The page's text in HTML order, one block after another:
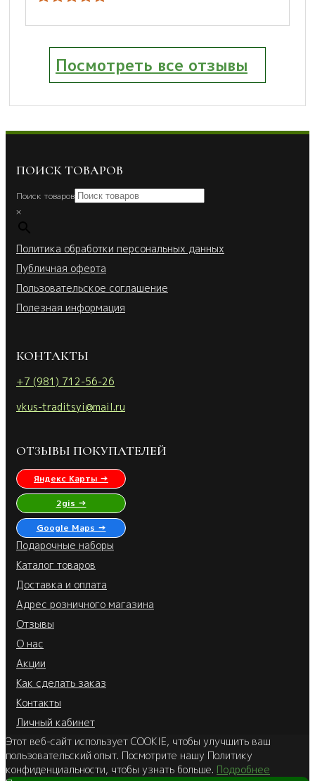
Посмотреть все отзывы
ПОИСК ТОВАРОВ
Поиск товаров
×
Политика обработки персональных данных
Публичная оферта
Пользовательское соглашение
Полезная информация
КОНТАКТЫ
+7 (981) 712-56-26
vkus-traditsyi@mail.ru
ОТЗЫВЫ ПОКУПАТЕЛЕЙ
Яндекс Карты →
2gis →
Google Maps →
Подарочные наборы
Каталог товаров
Доставка и оплата
Адрес розничного магазина
Отзывы
О нас
Акции
Как сделать заказ
Контакты
Личный кабинет
Этот веб-сайт использует COOKIE, чтобы улучшить ваш
пользовательский опыт. Посмотрите нашу Политику
конфиденциальности, чтобы узнать больше. Подробнее